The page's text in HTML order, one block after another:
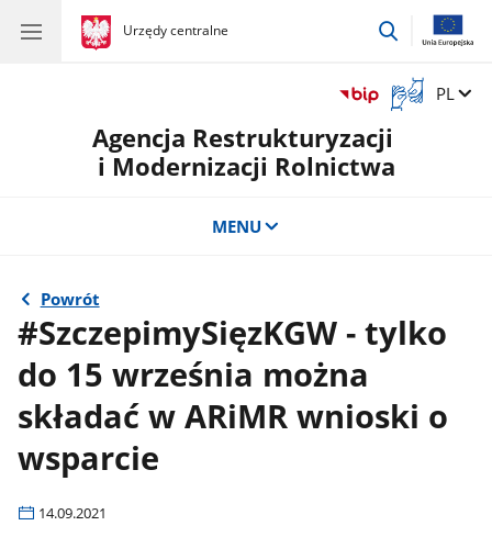
gov.pl
Urzędy centralne
gov.pl
Urzędy
przejdź
Otwórz
okno
z
tłumaczem
Zmień
PL
Agencja Restrukturyzacji
i Modernizacji Rolnictwa
MENU
Powrót
#SzczepimySięzKGW - tylko
do 15 września można
składać w ARiMR wnioski o
wsparcie
14.09.2021